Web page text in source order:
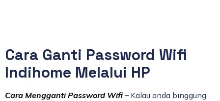
Cara Ganti Password Wifi
Indihome Melalui HP
Cara Mengganti Password Wifi – Kalau anda binggung